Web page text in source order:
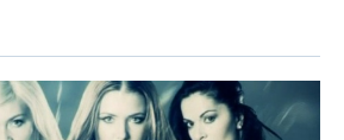
Узнав о ее переживаниях,